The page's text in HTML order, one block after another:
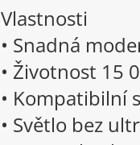
Vlastnosti
• Snadná
• Životnost 15
• Kompatibilní
• Světlo bez